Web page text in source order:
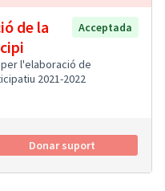
de la
Acceptada
l'elaboració de
2021-2022
Donar suport